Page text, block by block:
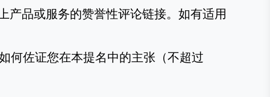
产品或服务的赞誉性评论链接。如有适用
何佐证您在本提名中的主张（不超过